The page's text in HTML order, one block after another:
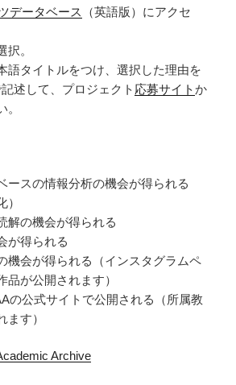
データベース
（英語版）にアクセ
。
語タイトルをつけ、選択した理由を
述して、プロジェクト 応募サイトか
ースの情報分析の機会が得られる
）
解の機会が得られる
が得られる
機会が得られる（インスタグラムペ
品が公開されます）
の公式サイトで公開される（所属教
ます）
Archive